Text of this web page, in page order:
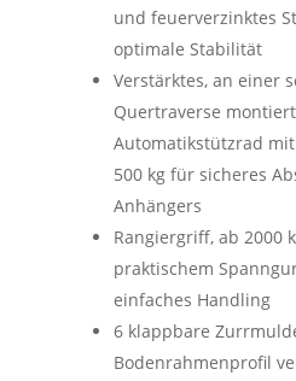
und feuerverzinktes
optimale Stabilität
Verstärktes, an einer
Quertraverse
Automatikstützrad
500 kg für sicheres
Anhängers
Rangiergriff, ab 2000
praktischem
einfaches Handling
6 klappbare
Bodenrahmenprofil